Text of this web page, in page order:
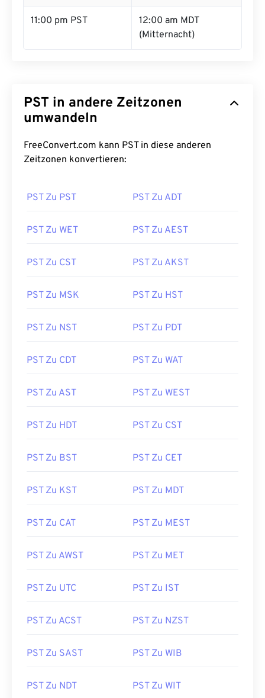
11:00 pm PST
12:00 am MDT
(Mitternacht)
PST in andere Zeitzonen
umwandeln
FreeConvert.com kann PST in diese anderen
Zeitzonen konvertieren:
PST Zu PST PST Zu ADT
PST Zu WET PST Zu AEST
PST Zu CST PST Zu AKST
PST Zu MSK PST Zu HST
PST Zu NST PST Zu PDT
PST Zu CDT PST Zu WAT
PST Zu AST PST Zu WEST
PST Zu HDT PST Zu CST
PST Zu BST PST Zu CET
PST Zu KST PST Zu MDT
PST Zu CAT PST Zu MEST
PST Zu AWST PST Zu MET
PST Zu UTC PST Zu IST
PST Zu ACST PST Zu NZST
PST Zu SAST PST Zu WIB
PST Zu NDT PST Zu WIT